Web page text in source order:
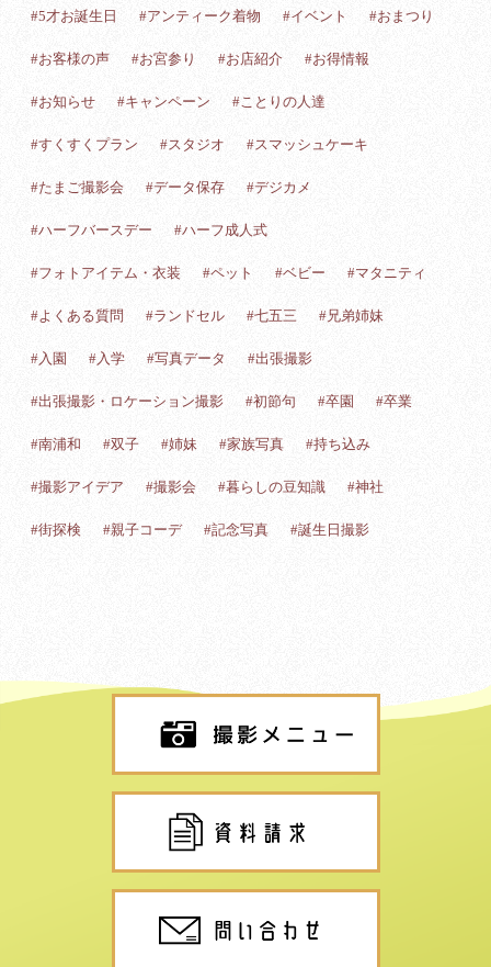
#5才お誕生日 #アンティーク着物 #イベント #おまつり
#お客様の声 #お宮参り #お店紹介 #お得情報
#お知らせ #キャンペーン #ことりの人達
#すくすくプラン #スタジオ #スマッシュケーキ
#たまご撮影会 #データ保存 #デジカメ
#ハーフバースデー #ハーフ成人式
#フォトアイテム・衣装 #ペット #ベビー #マタニティ
#よくある質問 #ランドセル #七五三 #兄弟姉妹
#入園 #入学 #写真データ #出張撮影
#出張撮影・ロケーション撮影 #初節句 #卒園 #卒業
#南浦和 #双子 #姉妹 #家族写真 #持ち込み
#撮影アイデア #撮影会 #暮らしの豆知識 #神社
#街探検 #親子コーデ #記念写真 #誕生日撮影